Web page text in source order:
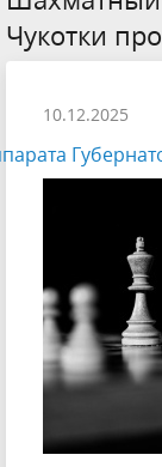
Чукотки
10.12.2025